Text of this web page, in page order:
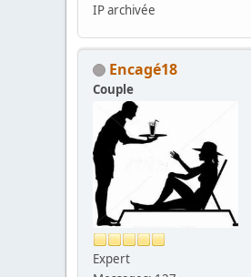
IP archivée
Encagé18
Couple
Expert